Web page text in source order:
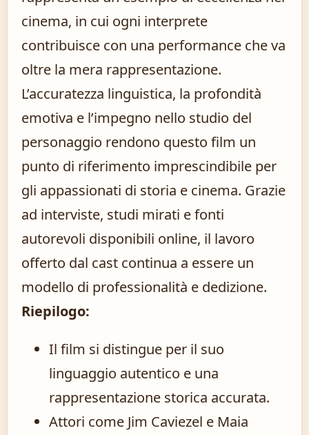
cinema, in cui ogni interprete
contribuisce con una performance che va
oltre la mera rappresentazione.
L’accuratezza linguistica, la profondità
emotiva e l’impegno nello studio del
personaggio rendono questo film un
punto di riferimento imprescindibile per
gli appassionati di storia e cinema. Grazie
ad interviste, studi mirati e fonti
autorevoli disponibili online, il lavoro
offerto dal cast continua a essere un
modello di professionalità e dedizione.
Riepilogo:
Il film si distingue per il suo
linguaggio autentico e una
rappresentazione storica accurata.
Attori come Jim Caviezel e Maia